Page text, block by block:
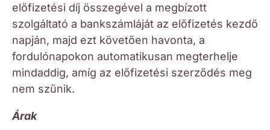
előfizetési díj összegével a megbízott
szolgáltató a bankszámláját az előfizetés kezdő
napján, majd ezt követően havonta, a
fordulónapokon automatikusan megterhelje
mindaddig, amíg az előfizetési szerződés meg
nem szűnik.
Árak